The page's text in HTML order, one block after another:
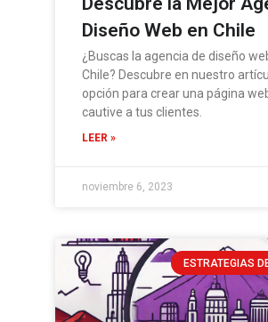
Diseño Web en Chile
¿Buscas la agencia de diseño
Chile? Descubre en nuestro
opción para crear una página
cautive a tus clientes.
LEER »
noviembre 6, 2023
ESTRATEGIAS